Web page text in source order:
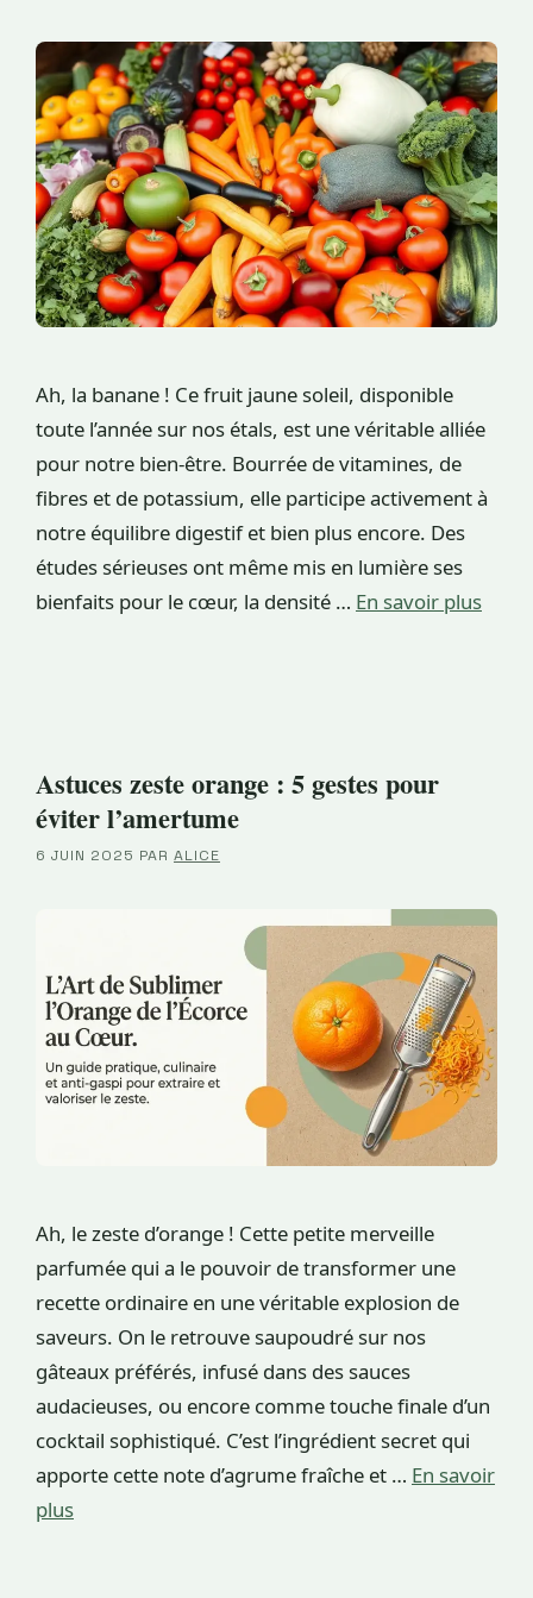
Ah, la banane ! Ce fruit jaune soleil, disponible
toute l’année sur nos étals, est une véritable alliée
pour notre bien-être. Bourrée de vitamines, de
fibres et de potassium, elle participe activement à
notre équilibre digestif et bien plus encore. Des
études sérieuses ont même mis en lumière ses
bienfaits pour le cœur, la densité … En savoir plus
Astuces zeste orange : 5 gestes pour
éviter l’amertume
6 JUIN 2025 PAR ALICE
Ah, le zeste d’orange ! Cette petite merveille
parfumée qui a le pouvoir de transformer une
recette ordinaire en une véritable explosion de
saveurs. On le retrouve saupoudré sur nos
gâteaux préférés, infusé dans des sauces
audacieuses, ou encore comme touche finale d’un
cocktail sophistiqué. C’est l’ingrédient secret qui
apporte cette note d’agrume fraîche et … En savoir
plus